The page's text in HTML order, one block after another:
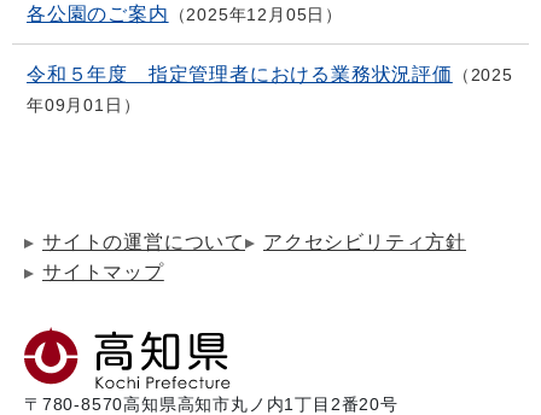
各公園のご案内 2025年12月05日
令和５年度 指定管理者における業務状況評価
2025
年09月01日
サイトの運営について
アクセシビリティ方針
サイトマップ
〒780-8570高知県高知市丸ノ内1丁目2番20号